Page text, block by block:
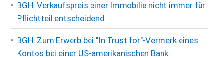
BGH: Verkaufspreis einer Immobilie nicht immer für
Pflichtteil entscheidend
BGH: Zum Erwerb bei "In Trust for"-Vermerk eines
Kontos bei einer US-amerikanischen Bank